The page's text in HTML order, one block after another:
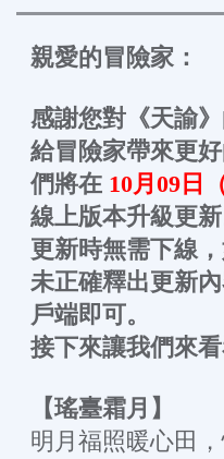
親愛的冒險家：
感謝您對《天諭
給冒險家帶來更
們將在 10月09日
線上版本升級更新
更新時無需下線
未正確釋出更新
戶端即可。
接下來讓我們來
【瑤臺霜月】
明月福照暖心田